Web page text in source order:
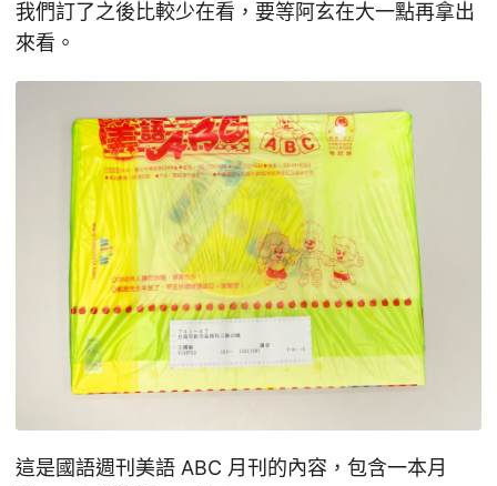
我們訂了之後比較少在看，要等阿玄在大一點再拿出
來看。
這是國語週刊美語 ABC 月刊的內容，包含一本月